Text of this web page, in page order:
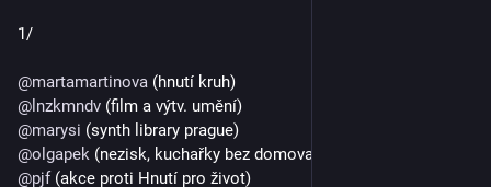
1/
@martamartinova (hnutí kruh)
@ lnzkmndv (film a výtv. umění)
@marysi (synth library prague)
@olgapek (nezisk, kuchařky bez domova)
@pjf (akce proti Hnutí pro život)